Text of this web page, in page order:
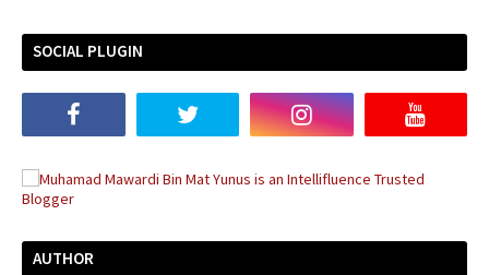
SOCIAL PLUGIN
AUTHOR